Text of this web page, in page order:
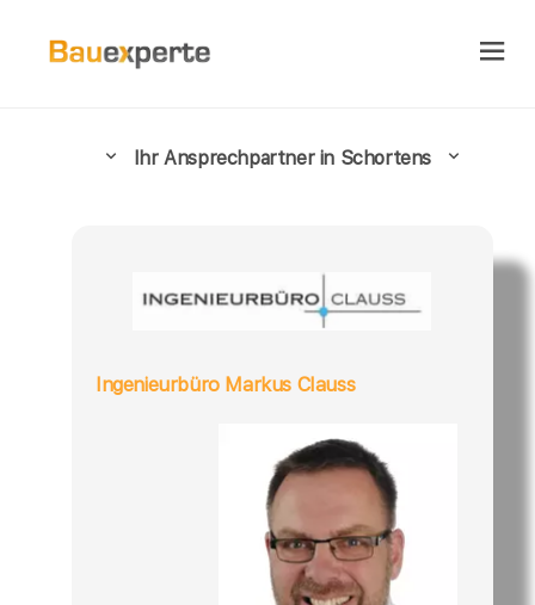
Ihr Ansprechpartner in Schortens
Ingenieurbüro Markus Clauss